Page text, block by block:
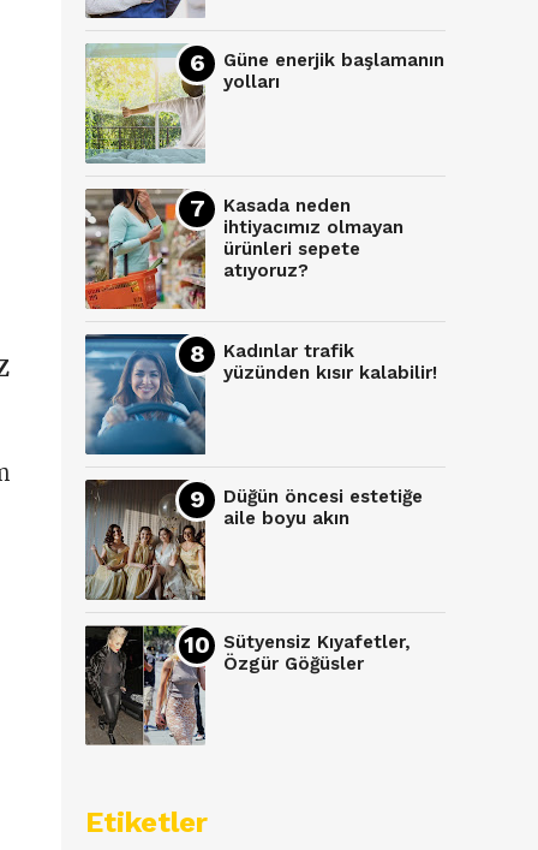
Güne enerjik başlamanın
yolları
Kasada neden
ihtiyacımız olmayan
ürünleri sepete
atıyoruz?
Kadınlar trafik
yüzünden kısır kalabilir!
Düğün öncesi estetiğe
aile boyu akın
Sütyensiz Kıyafetler,
Özgür Göğüsler
Etiketler